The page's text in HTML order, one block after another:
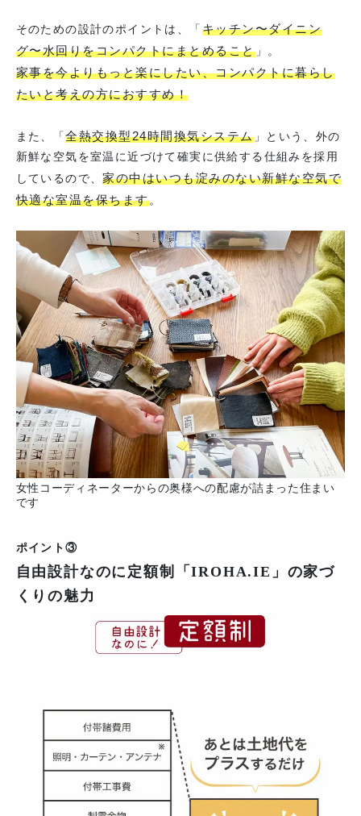
そのための設計のポイントは、「 キッチン〜ダイニン
グ〜水回りをコンパクトにまとめること」。
家事を今よりもっと楽にしたい、コンパクトに暮らし
たいと考えの方におすすめ！
また、「全熱交換型24時間換気システム」という、外の
新鮮な空気を室温に近づけて確実に供給する仕組みを採用
しているので、家の中はいつも淀みのない新鮮な空気で
快適な室温を保ちます。
女性コーディネーターからの奥様への配慮が詰まった住まい
です
ポイント③
自由設計なのに定額制「IROHA.IE」の家づ
くりの魅力